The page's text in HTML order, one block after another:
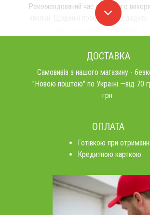
Рекомендований час місцевого
хвилин. Щоденні процедури додадуть
ДОСТАВКА
Самовивіз з нашого магазину -
"Новою поштою" по Україні —від 70
грн.
ОПЛАТА
Готівкою при отриманні
Кредитною карткою